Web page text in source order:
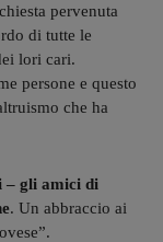
pervenuta
di tutte le
lori cari.
persone e questo
che ha
– gli amici di
. Un abbraccio ai